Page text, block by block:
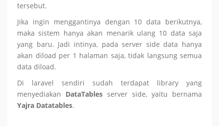
tersebut.
Jika ingin menggantinya dengan 10 data berikutnya,
maka sistem hanya akan menarik ulang 10 data saja
yang baru. Jadi intinya, pada server side data hanya
akan diload per 1 halaman saja, tidak langsung semua
data diload.
Di laravel sendiri sudah terdapat library yang
menyediakan DataTables server side, yaitu bernama
Yajra Datatables.